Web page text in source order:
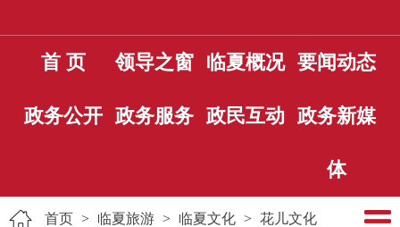
首 页 领导之窗 临夏概况 要闻动态
政务公开 政务服务 政民互动 政务新媒
体
首页 > 临夏旅游 > 临夏文化 > 花儿文化